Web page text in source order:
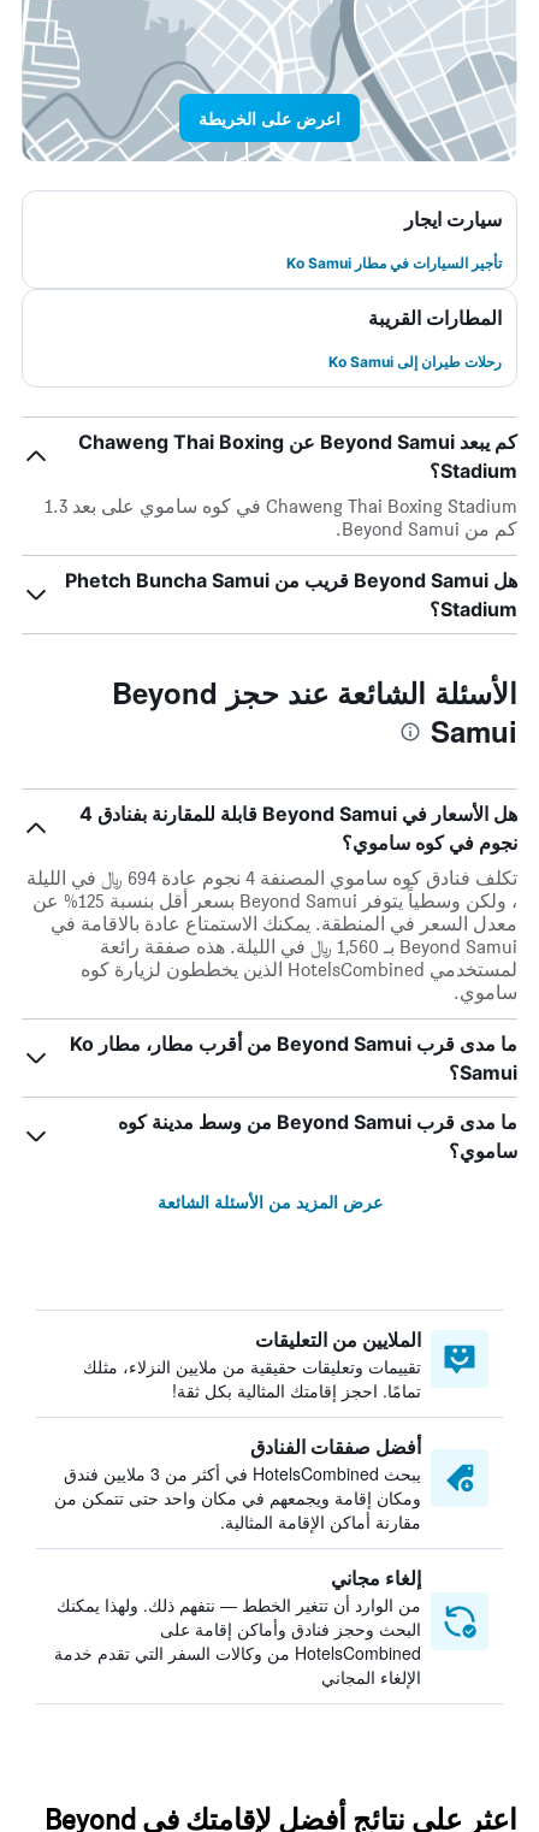
اعرض على الخريطة
سيارت ايجار
تأجير السيارات في مطار Ko Samui
المطارات القريبة
رحلات طيران إلى Ko Samui
كم يبعد Beyond Samui عن Chaweng Thai Boxing
Stadium؟
Chaweng Thai Boxing Stadium في كوه ساموي على بعد 1.3
كم من Beyond Samui.
هل Beyond Samui قريب من Phetch Buncha Samui
Stadium؟
الأسئلة الشائعة عند حجز Beyond
Samui
هل الأسعار في Beyond Samui قابلة للمقارنة بفنادق 4
نجوم في كوه ساموي؟
تكلف فنادق كوه ساموي المصنفة 4 نجوم عادة 694 ﷼ في الليلة
، ولكن وسطياً يتوفر Beyond Samui بسعر أقل بنسبة 125% عن
معدل السعر في المنطقة. يمكنك الاستمتاع عادة بالاقامة في
Beyond Samui بـ 1,560 ﷼ في الليلة. هذه صفقة رائعة
لمستخدمي HotelsCombined الذين يخططون لزيارة كوه
ساموي.
ما مدى قرب Beyond Samui من أقرب مطار، مطار Ko
Samui؟
ما مدى قرب Beyond Samui من وسط مدينة كوه
ساموي؟
عرض المزيد من الأسئلة الشائعة
الملايين من التعليقات
تقييمات وتعليقات حقيقية من ملايين النزلاء، مثلك
تمامًا. احجز إقامتك المثالية بكل ثقة!
أفضل صفقات الفنادق
يبحث HotelsCombined في أكثر من 3 ملايين فندق
ومكان إقامة ويجمعهم في مكان واحد حتى تتمكن من
مقارنة أماكن الإقامة المثالية.
إلغاء مجاني
من الوارد أن تتغير الخطط — نتفهم ذلك. ولهذا يمكنك
البحث وحجز فنادق وأماكن إقامة على
HotelsCombined من وكالات السفر التي تقدم خدمة
الإلغاء المجاني
اعثر على نتائج أفضل لإقامتك في Beyond